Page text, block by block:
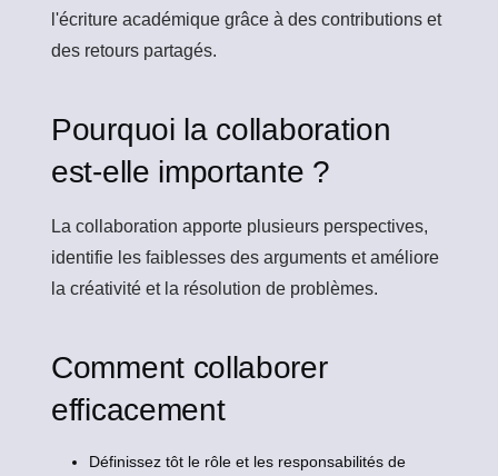
l'écriture académique grâce à des contributions et
des retours partagés.
Pourquoi la collaboration
est-elle importante ?
La collaboration apporte plusieurs perspectives,
identifie les faiblesses des arguments et améliore
la créativité et la résolution de problèmes.
Comment collaborer
efficacement
Définissez tôt le rôle et les responsabilités de